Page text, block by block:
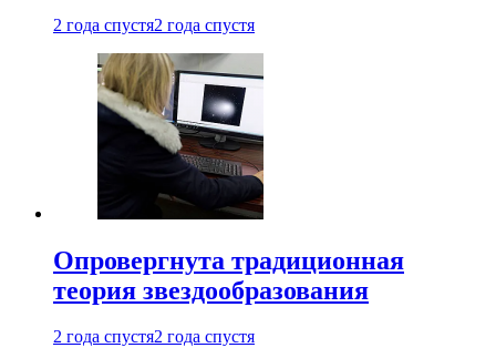
2 года спустя2 года спустя
Опровергнута традиционная
теория звездообразования
2 года спустя2 года спустя